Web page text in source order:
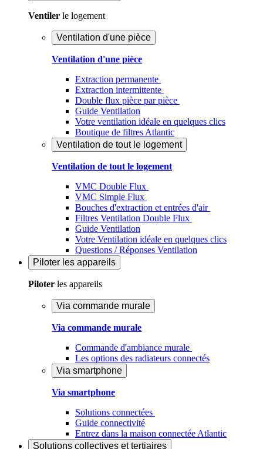
Ventiler le logement
Ventilation d'une pièce
Ventilation d'une pièce
Extraction permanente
Extraction intermittente
Double flux pièce par pièce
Guide Ventilation
Votre ventilation idéale en quelques clics
Boutique de filtres Atlantic
Ventilation de tout le logement
Ventilation de tout le logement
VMC Double Flux
VMC Simple Flux
Bouches d'extraction et entrées d'air
Filtres Ventilation Double Flux
Guide Ventilation
Votre Ventilation idéale en quelques clics
Questions / Réponses Ventilation
Piloter les appareils
Piloter les appareils
Via commande murale
Via commande murale
Commande d'ambiance murale
Les options des radiateurs connectés
Via smartphone
Via smartphone
Solutions connectées
Guide connectivité
Entrez dans la maison connectée Atlantic
Solutions collectives et tertiaires